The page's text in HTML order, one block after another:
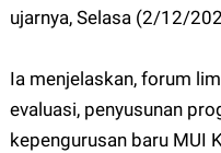
ujarnya, Selasa (2/12/
Ia menjelaskan, forum
evaluasi, penyusunan
kepengurusan baru MUI